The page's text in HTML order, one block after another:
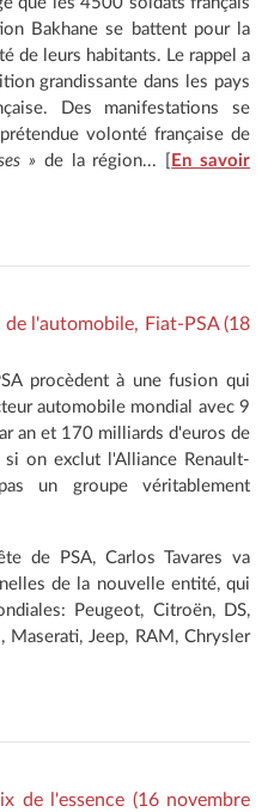
Bakhane se battent pour la
de leurs habitants. Le rappel a
grandissante dans les pays
Des manifestations se
volonté française de
» de la région... [
En savoir
l'automobile, Fiat-PSA (18
procèdent à une fusion qui
automobile mondial avec 9
an et 170 milliards d'euros de
on exclut l'Alliance Renault-
un groupe véritablement
de PSA, Carlos Tavares va
de la nouvelle entité, qui
Peugeot, Citroën, DS,
Maserati, Jeep, RAM, Chrysler
de l'essence (16 novembre